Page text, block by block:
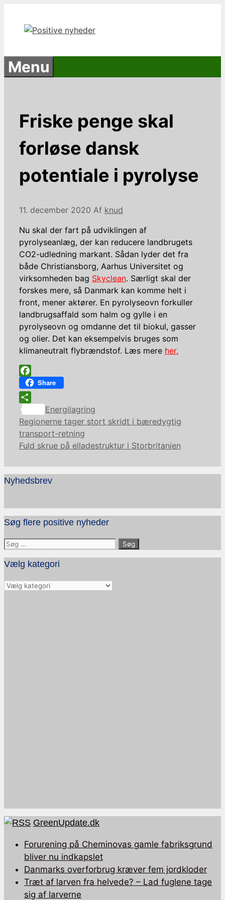
indhold
Menu
Friske penge skal
forløse dansk
potentiale i pyrolyse
11. december 2020 Af knud
Nu skal der fart på udviklingen af
pyrolyseanlæg, der kan reducere landbrugets
CO2-udledning markant. Sådan lyder det fra
både Christiansborg, Aarhus Universitet og
virksomheden bag Skyclean. Særligt skal der
forskes mere, så Danmark kan komme helt i
front, mener aktører. En pyrolyseovn forkuller
landbrugsaffald som halm og gylle i en
pyrolyseovn og omdanne det til biokul, gasser
og olier. Det kan eksempelvis bruges som
klimaneutralt flybrændstof. Læs mere her.
Facebook
Share
Share
Kategorier
Energilagring
Regionerne tager stort skridt i bæredygtig
transport-retning
Fuld skrue på elladestruktur i Storbritanien
Nyhedsbrev
Søg flere positive nyheder
Søg
efter:
Vælg kategori
Vælg
GreenUpdate.dk
Forurening på Cheminovas gamle fabriksgrund
bliver nu indkapslet
Danmarks overforbrug kræver fem jordkloder
Træt af larven fra helvede? – Lad fuglene tage
sig af larverne